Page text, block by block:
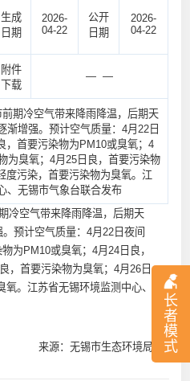
长
者
模
式
生成
日期
2026-
04-22
公开
日期
2026-
04-22
附件
下载
— —
期冷空气带来降雨降温，后期天
渐增强。预计空气质量：4月22日
，首要污染物为PM10或臭氧；4
为臭氧；4月25日良，首要污染物
度污染，首要污染物为臭氧。江
、无锡市气象台联合发布
空气带来降雨降温，后期天
预计空气质量：4月22日夜间
为PM10或臭氧；4月24日良，
，首要污染物为臭氧；4月26日
。江苏省无锡环境监测中心、
来源：无锡市生态环境局